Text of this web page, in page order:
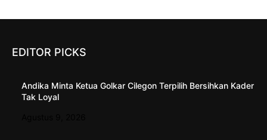
EDITOR PICKS
Andika Minta Ketua Golkar Cilegon Terpilih Bersihkan Kader
Tak Loyal